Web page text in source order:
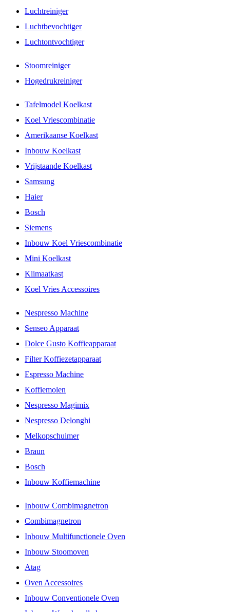
Luchtreiniger
Luchtbevochtiger
Luchtontvochtiger
Stoomreiniger
Hogedrukreiniger
Tafelmodel Koelkast
Koel Vriescombinatie
Amerikaanse Koelkast
Inbouw Koelkast
Vrijstaande Koelkast
Samsung
Haier
Bosch
Siemens
Inbouw Koel Vriescombinatie
Mini Koelkast
Klimaatkast
Koel Vries Accessoires
Nespresso Machine
Senseo Apparaat
Dolce Gusto Koffieapparaat
Filter Koffiezetapparaat
Espresso Machine
Koffiemolen
Nespresso Magimix
Nespresso Delonghi
Melkopschuimer
Braun
Bosch
Inbouw Koffiemachine
Inbouw Combimagnetron
Combimagnetron
Inbouw Multifunctionele Oven
Inbouw Stoomoven
Atag
Oven Accessoires
Inbouw Conventionele Oven